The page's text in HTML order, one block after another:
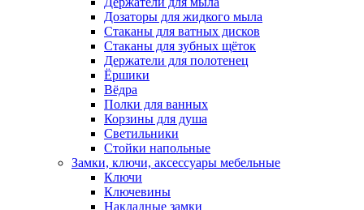
Дозаторы для жидкого мыла
Стаканы для ватных дисков
Стаканы для зубных щёток
Держатели для полотенец
Ёршики
Вёдра
Полки для ванных
Корзины для душа
Светильники
Стойки напольные
Замки, ключи, аксессуары мебельные
Ключи
Ключевины
Накладные замки